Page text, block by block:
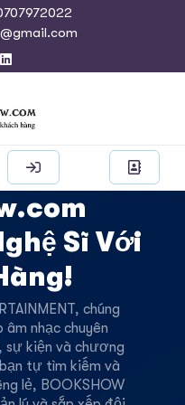
Sĩ Với
chúng
nhạc chuyên
sự kiện và chương
tự tìm kiếm và
lẻ, BOOKSHOW